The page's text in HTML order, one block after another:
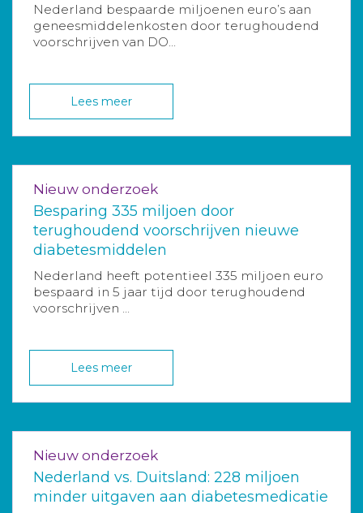
Nederland bespaarde miljoenen euro’s aan
geneesmiddelenkosten door terughoudend
voorschrijven van DO...
Lees meer
Nieuw onderzoek
Besparing 335 miljoen door
terughoudend voorschrijven nieuwe
diabetesmiddelen
Nederland heeft potentieel 335 miljoen euro
bespaard in 5 jaar tijd door terughoudend
voorschrijven ...
Lees meer
Nieuw onderzoek
Nederland vs. Duitsland: 228 miljoen
minder uitgaven aan diabetesmedicatie